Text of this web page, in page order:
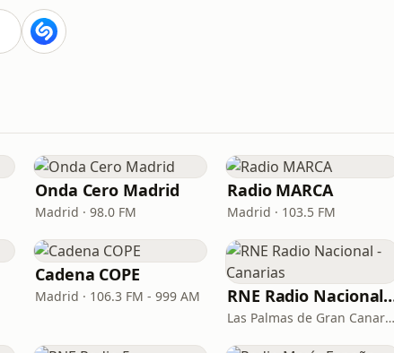
Onda Cero Madrid
Madrid · 98.0 FM
Radio MARCA
Madrid · 103.5 FM
Cadena COPE
Madrid · 106.3 FM - 999 AM RNE Radio
Las Palmas de Gran Canaria · 92.8 FM